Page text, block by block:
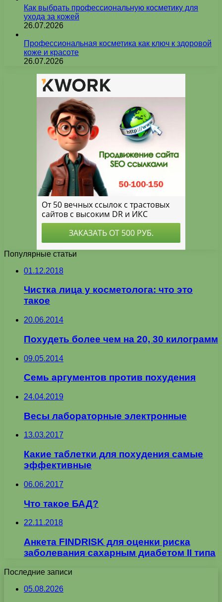
Как выбрать профессиональную косметику для
ухода за кожей
26.07.2026
Профессиональная косметика как ключ к здоровой
коже и красоте
26.07.2026
Популярные статьи
01.12.2018
Чистка лица у косметолога: что это
такое
20.06.2014
Похудеть более чем на 20, 30 килограмм
09.05.2014
Семь аргументов против похудения
24.04.2019
Весы лабораторные электронные
13.03.2017
Какие таблетки для похудения самые
эффективные
06.06.2017
Что такое БАД?
22.11.2018
Анкета FINDRISK для оценки риска
заболевания сахарным диабетом II типа
Последние записи
05.08.2026